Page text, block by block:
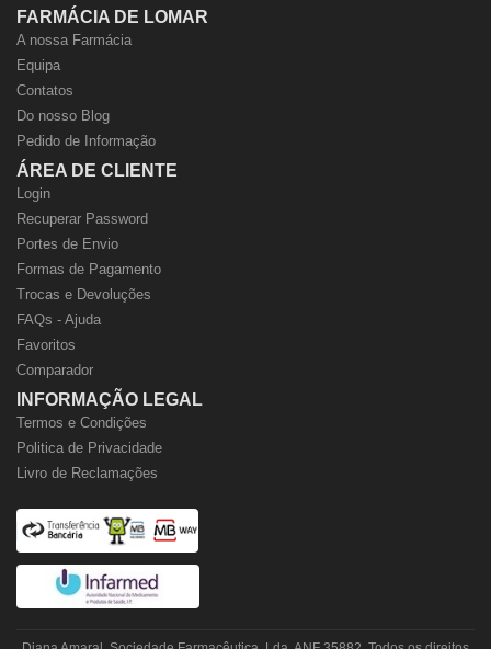
FARMÁCIA DE LOMAR
A nossa Farmácia
Equipa
Contatos
Do nosso Blog
Pedido de Informação
ÁREA DE CLIENTE
Login
Recuperar Password
Portes de Envio
Formas de Pagamento
Trocas e Devoluções
FAQs - Ajuda
Favoritos
Comparador
INFORMAÇÃO LEGAL
Termos e Condições
Politica de Privacidade
Livro de Reclamações